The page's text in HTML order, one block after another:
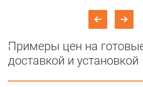
Примеры цен на
доставкой и установкой